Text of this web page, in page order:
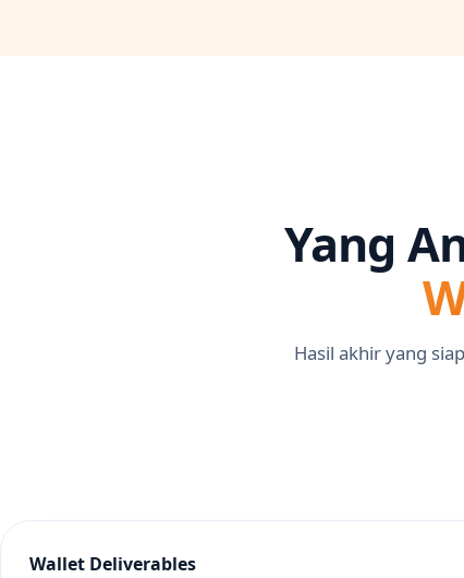
Yang
Hasil akhir yang
Wallet Deliverables